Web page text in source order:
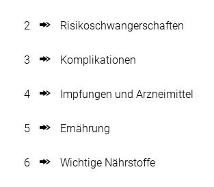
2 Risikoschwangerschaften
3 Komplikationen
4 Impfungen und Arzneimittel
5 Ernährung
6 Wichtige Nährstoffe